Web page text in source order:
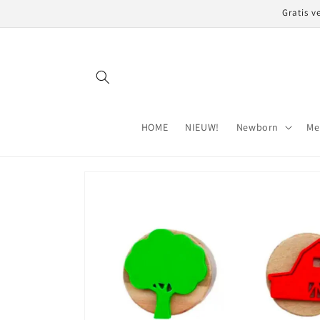
content
Gratis
HOME NIEUW! Newborn